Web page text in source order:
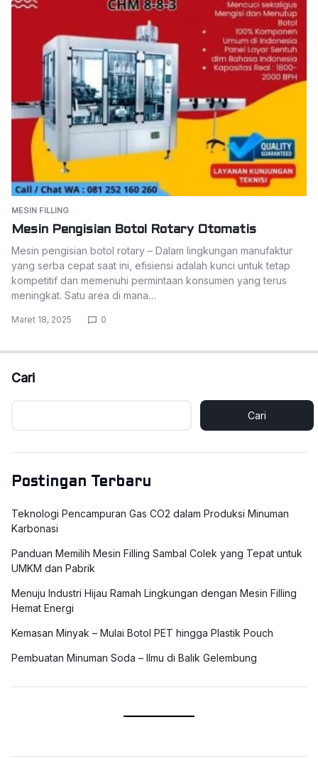
MESIN FILLING
Mesin Pengisian Botol Rotary Otomatis
Mesin pengisian botol rotary – Dalam lingkungan manufaktur
yang serba cepat saat ini, efisiensi adalah kunci untuk tetap
kompetitif dan memenuhi permintaan konsumen yang terus
meningkat. Satu area di mana…
Maret 18, 2025 0
Cari
Cari
Postingan Terbaru
Teknologi Pencampuran Gas CO2 dalam Produksi Minuman
Karbonasi
Panduan Memilih Mesin Filling Sambal Colek yang Tepat untuk
UMKM dan Pabrik
Menuju Industri Hijau Ramah Lingkungan dengan Mesin Filling
Hemat Energi
Kemasan Minyak – Mulai Botol PET hingga Plastik Pouch
Pembuatan Minuman Soda – Ilmu di Balik Gelembung